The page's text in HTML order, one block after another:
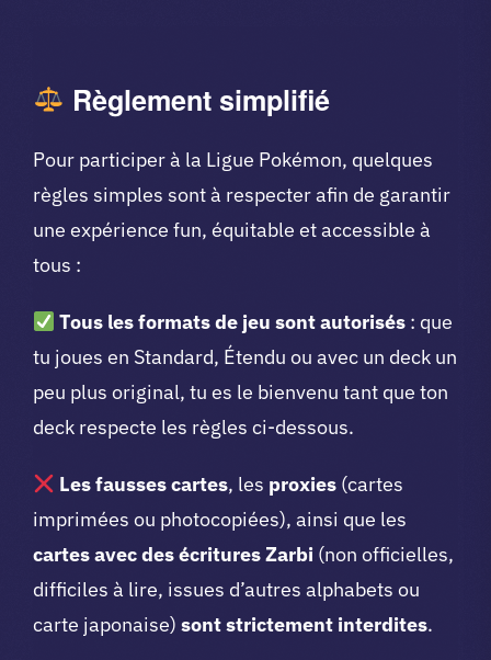
Règlement simplifié
Pour participer à la Ligue Pokémon, quelques
règles simples sont à respecter afin de garantir
une expérience fun, équitable et accessible à
tous :
Tous les formats de jeu sont autorisés : que
tu joues en Standard, Étendu ou avec un deck un
peu plus original, tu es le bienvenu tant que ton
deck respecte les règles ci-dessous.
Les fausses cartes, les proxies (cartes
imprimées ou photocopiées), ainsi que les
cartes avec des écritures Zarbi (non officielles,
difficiles à lire, issues d’autres alphabets ou
carte japonaise) sont strictement interdites.